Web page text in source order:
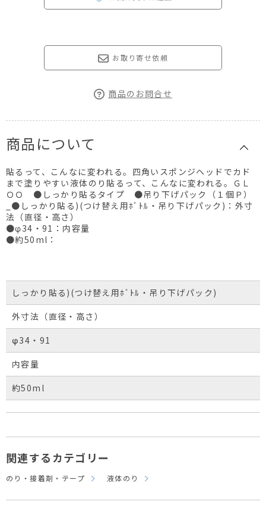
お取り寄せ依頼
商品のお問合せ
商品について
貼るって、こんなに変われる。四角いスポンジヘッドでカド
まで塗りやすい液体のり貼るって、こんなに変われる。ＧＬ
ＯＯ ●しっかり貼るタイプ ●吊り下げパック（１個Ｐ）
_●しっかり貼る)(つけ替え用ﾎﾞﾄﾙ・吊り下げパック)：外寸
法（直径・高さ）
●φ34・91：内容量
●約50ml：
しっかり貼る)(つけ替え用ﾎﾞﾄﾙ・吊り下げパック)
外寸法（直径・高さ）
φ34・91
内容量
約50ml
関連するカテゴリー
のり・接着剤・テープ 液体のり